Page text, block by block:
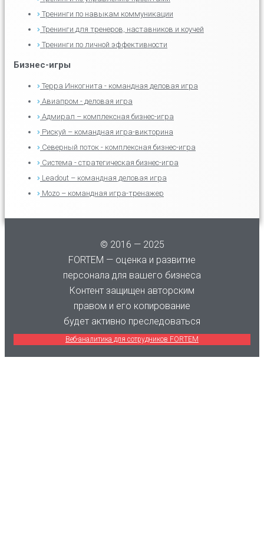
Тренинги по навыкам коммуникации
Тренинги для тренеров, наставников и коучей
Тренинги по личной эффективности
Бизнес-игры
Терра Инкогнита - командная деловая игра
Авиапром - деловая игра
Адмирал – комплексная бизнес-игра
Рискуй – командная игра-викторина
Северный поток - комплексная бизнес-игра
Система - стратегическая бизнес-игра
Leadout – командная деловая игра
Mozo – командная игра-тренажер
© 2016 — 2025
FORTEM — оценка и развитие
персонала для вашего бизнеса
Контент защищен авторским
правом и его копирование
будет активно преследоваться
Веб-аналитика для сотрудников FORTEM